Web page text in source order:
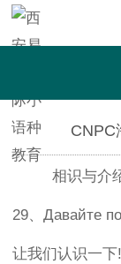
CNPC
相识与介
29、Давайте
让我们认识一下!